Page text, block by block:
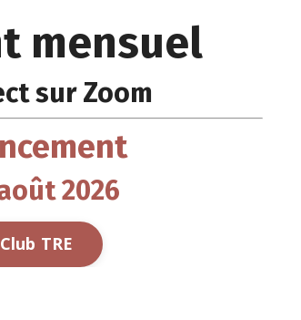
mensuel
sur Zoom
2026
TRE